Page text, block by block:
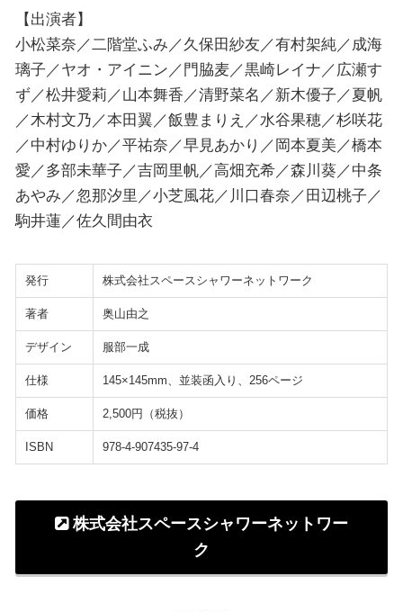
【出演者】
小松菜奈／二階堂ふみ／久保田紗友／有村架純／成海
璃子／ヤオ・アイニン／門脇麦／黒崎レイナ／広瀬す
ず／松井愛莉／山本舞香／清野菜名／新木優子／夏帆
／木村文乃／本田翼／飯豊まりえ／水谷果穂／杉咲花
／中村ゆりか／平祐奈／早見あかり／岡本夏美／橋本
愛／多部未華子／吉岡里帆／高畑充希／森川葵／中条
あやみ／忽那汐里／小芝風花／川口春奈／田辺桃子／
駒井蓮／佐久間由衣
発行 株式会社スペースシャワーネットワーク
著者 奥山由之
デザイン 服部一成
仕様 145×145mm、並装函入り、256ページ
価格 2,500円（税抜）
ISBN 978-4-907435-97-4
株式会社スペースシャワーネットワー
ク